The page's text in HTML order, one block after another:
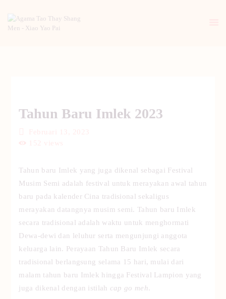
ARTIKEL
Tahun Baru Imlek 2023
Tahun baru Imlek yang juga dikenal sebagai Festival
Musim Semi adalah festival untuk merayakan awal tahun
baru pada kalender Cina tradisional sekaligus
merayakan datangnya musim semi. Tahun baru Imlek
secara tradisional adalah waktu untuk menghormati
Dewa-dewi dan leluhur serta mengunjungi anggota
keluarga lain. Perayaan Tahun Baru Imlek secara
tradisional berlangsung selama 15 hari, mulai dari
malam tahun baru Imlek hingga Festival Lampion yang
juga dikenal dengan istilah cap go meh.